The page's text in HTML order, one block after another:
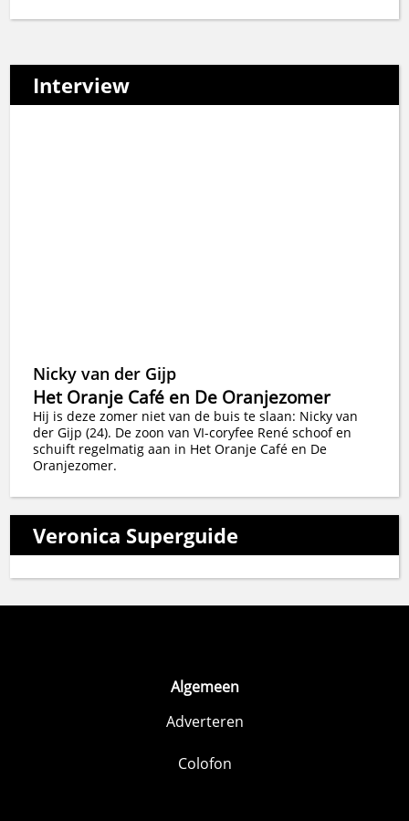
Interview
Nicky van der Gijp
Het Oranje Café en De Oranjezomer
Hij is deze zomer niet van de buis te slaan: Nicky van
der Gijp (24). De zoon van VI-coryfee René schoof en
schuift regelmatig aan in Het Oranje Café en De
Oranjezomer.
Veronica Superguide
Algemeen
Adverteren
Colofon